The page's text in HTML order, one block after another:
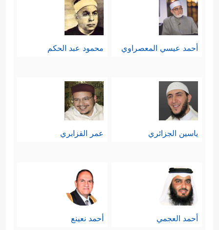
أحمد عيسي المعصراوي محمود عبد الحكم
ياسين الجزائري عمر القزابري
أحمد العجمي أحمد نعينع